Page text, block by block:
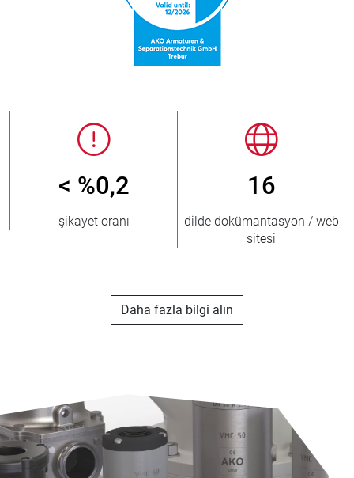
< %0,2
şikayet oranı
16
dilde dokümantasyon / web
sitesi
Daha fazla bilgi alın